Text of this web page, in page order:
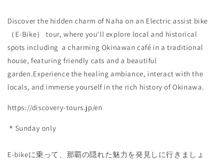
Discover the hidden charm of Naha on an Electric assist bike
（E-Bike） tour, where you'll explore local and historical
spots including a charming Okinawan café in a traditional
house, featuring friendly cats and a beautiful
garden.Experience the healing ambiance, interact with the
locals, and immerse yourself in the rich history of Okinawa.
https://discovery-tours.jp/en
＊Sunday only
E-bikeに乗って、那覇の隠れた魅力を発見しに行きましょ